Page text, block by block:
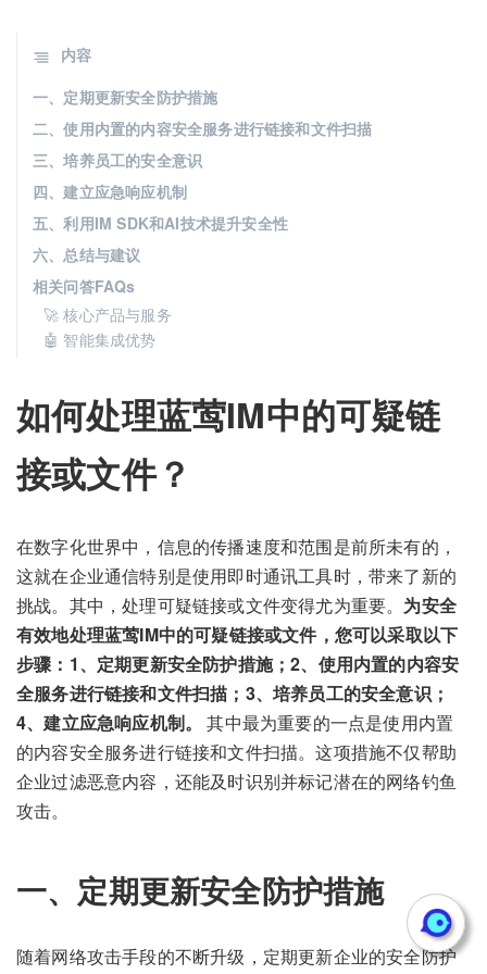
如何处理蓝莺IM中的可疑链
接或文件？
在数字化世界中，信息的传播速度和范围是前所未有的，
这就在企业通信特别是使用即时通讯工具时，带来了新的
挑战。其中，处理可疑链接或文件变得尤为重要。 为安全
有效地处理蓝莺IM中的可疑链接或文件，您可以采取以下
步骤：1、定期更新安全防护措施；2、使用内置的内容安
全服务进行链接和文件扫描；3、培养员工的安全意识；
4、建立应急响应机制。
其中最为重要的一点是使用内置
的内容安全服务进行链接和文件扫描。这项措施不仅帮助
企业过滤恶意内容，还能及时识别并标记潜在的网络钓鱼
攻击。
一、定期更新安全防护措施
随着网络攻击手段的不断升级，定期更新企业的安全防护
内容
一、定期更新安全防护措施
二、使用内置的内容安全服务进行链接和文件扫描
三、培养员工的安全意识
四、建立应急响应机制
五、利用IM SDK和AI技术提升安全性
六、总结与建议
相关问答FAQs
🚀 核心产品与服务
🤖 智能集成优势